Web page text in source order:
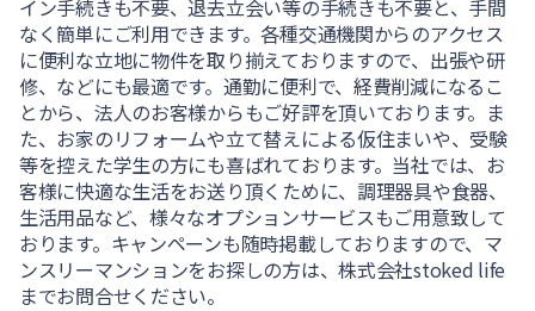
イン手続きも不要、退去立会い等の手続きも不要と、手間
なく簡単にご利用できます。各種交通機関からのアクセス
に便利な立地に物件を取り揃えておりますので、出張や研
修、などにも最適です。通勤に便利で、経費削減になるこ
とから、法人のお客様からもご好評を頂いております。ま
た、お家のリフォームや立て替えによる仮住まいや、受験
等を控えた学生の方にも喜ばれております。当社では、お
客様に快適な生活をお送り頂くために、調理器具や食器、
生活用品など、様々なオプションサービスもご用意致して
おります。キャンペーンも随時掲載しておりますので、マ
ンスリーマンションをお探しの方は、株式会社stoked life
までお問合せください。